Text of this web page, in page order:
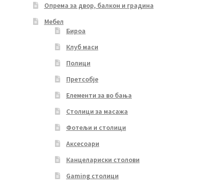
Опрема за двор, балкон и градина
Мебел
Бироа
Клуб маси
Полици
Претсобје
Елементи за во бања
Столици за масажа
Фотељи и столици
Аксесоари
Канцелариски столови
Gaming столици